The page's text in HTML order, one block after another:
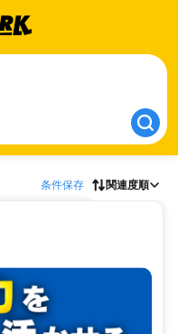
条件保存 関連度順